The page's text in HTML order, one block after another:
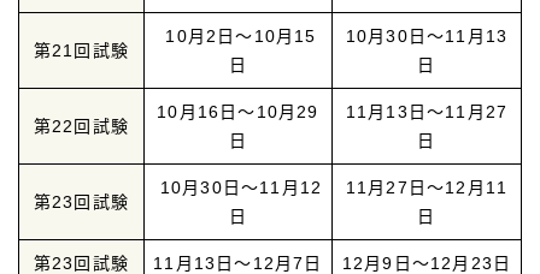
第21回試験
10月2日～10月15
日
10月30日～11月13
日
第22回試験
10月16日～10月29
日
11月13日～11月27
日
第23回試験
10月30日～11月12
日
11月27日～12月11
日
第23回試験 11月13日～12月7日
12月9日～12月23日